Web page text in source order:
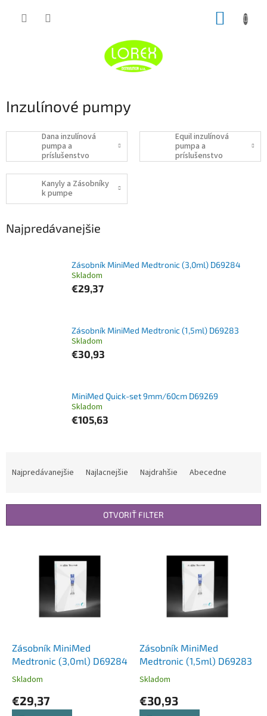
Inzulínové pumpy
Dana inzulínová
pumpa a
príslušenstvo
Equil inzulínová
pumpa a
príslušenstvo
Kanyly a Zásobníky
k pumpe
Najpredávanejšie
Zásobník MiniMed Medtronic (3,0ml) D69284
Skladom
€29,37
Zásobník MiniMed Medtronic (1,5ml) D69283
Skladom
€30,93
MiniMed Quick-set 9mm/60cm D69269
Skladom
€105,63
i
Najpredávanejšie Najlacnejšie Najdrahšie Abecedne
OTVORIŤ FILTER
Zásobník MiniMed
Medtronic (3,0ml) D69284
Skladom
€29,37
Zásobník MiniMed
Medtronic (1,5ml) D69283
Skladom
€30,93